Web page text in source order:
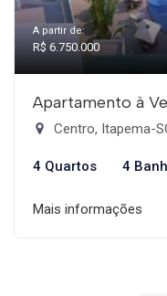
A partir de:
R$ 6.750.000
Apartamento à
Centro, Itapema-
4 Quartos 4
Mais informações